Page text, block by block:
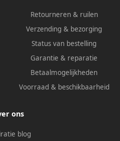
Retourneren & ruilen
Verzending & bezorging
Status van bestelling
Garantie & reparatie
Betaalmogelijkheden
Voorraad & beschikbaarheid
ons
blog